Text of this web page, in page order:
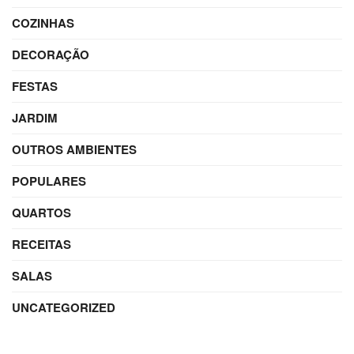
COZINHAS
DECORAÇÃO
FESTAS
JARDIM
OUTROS AMBIENTES
POPULARES
QUARTOS
RECEITAS
SALAS
UNCATEGORIZED